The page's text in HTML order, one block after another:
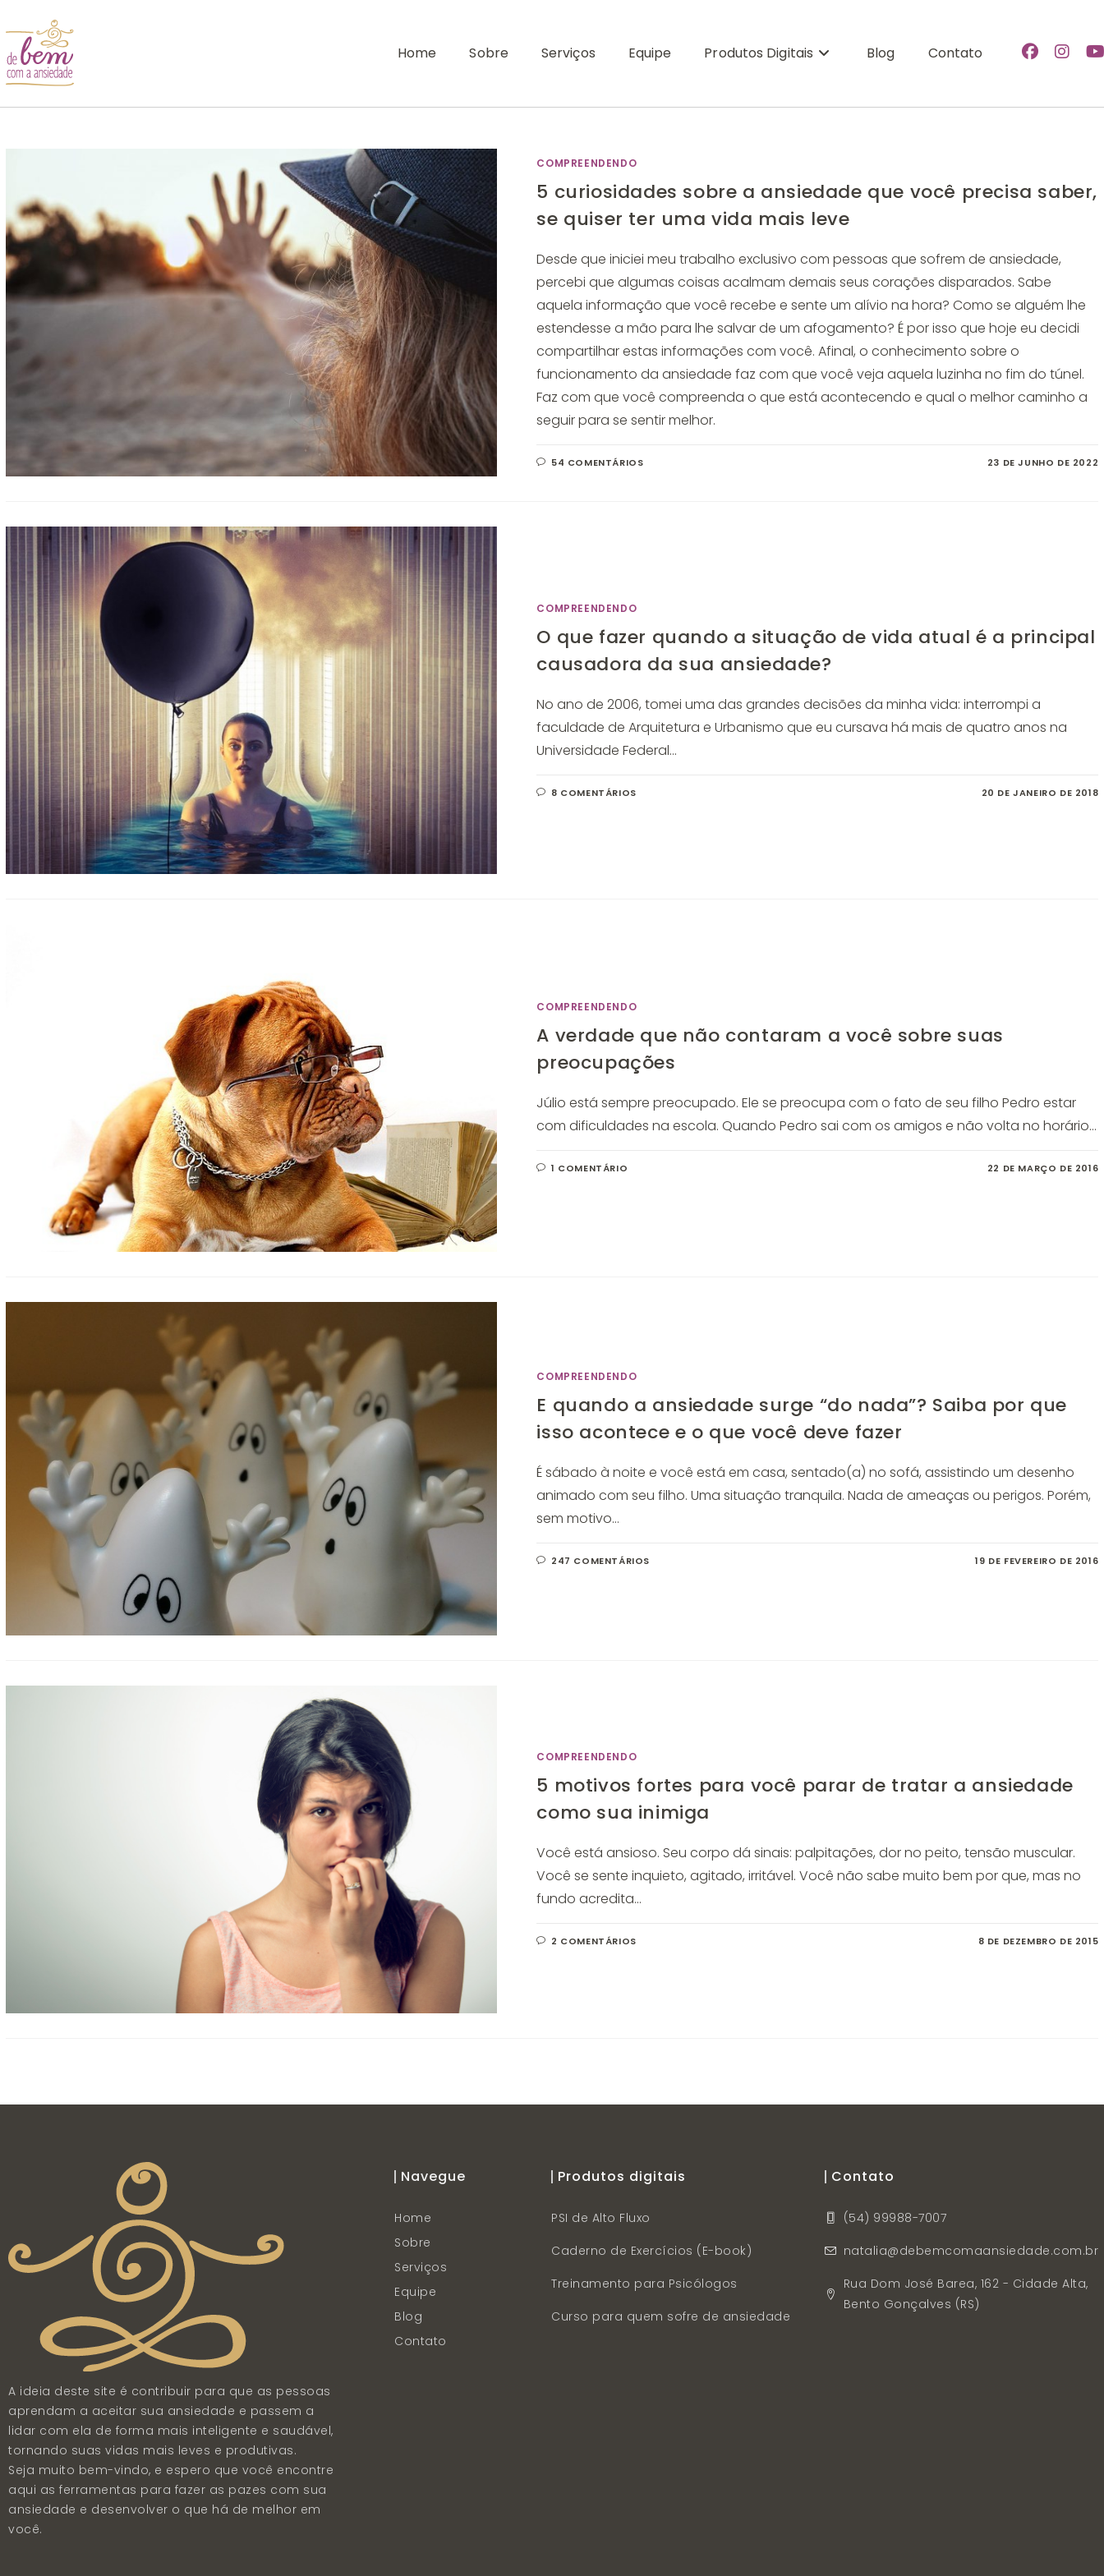
Home Sobre Serviços Equipe Produtos Digitais Blog Contato
COMPREENDENDO
5 curiosidades sobre a ansiedade que você precisa saber,
se quiser ter uma vida mais leve
Desde que iniciei meu trabalho exclusivo com pessoas que sofrem de ansiedade,
percebi que algumas coisas acalmam demais seus corações disparados. Sabe
aquela informação que você recebe e sente um alívio na hora? Como se alguém lhe
estendesse a mão para lhe salvar de um afogamento? É por isso que hoje eu decidi
compartilhar estas informações com você. Afinal, o conhecimento sobre o
funcionamento da ansiedade faz com que você veja aquela luzinha no fim do túnel.
Faz com que você compreenda o que está acontecendo e qual o melhor caminho a
seguir para se sentir melhor.
54 COMENTÁRIOS 23 DE JUNHO DE 2022
COMPREENDENDO
O que fazer quando a situação de vida atual é a principal
causadora da sua ansiedade?
No ano de 2006, tomei uma das grandes decisões da minha vida: interrompi a
faculdade de Arquitetura e Urbanismo que eu cursava há mais de quatro anos na
Universidade Federal…
8 COMENTÁRIOS 20 DE JANEIRO DE 2018
COMPREENDENDO
A verdade que não contaram a você sobre suas
preocupações
Júlio está sempre preocupado. Ele se preocupa com o fato de seu filho Pedro estar
com dificuldades na escola. Quando Pedro sai com os amigos e não volta no horário…
1 COMENTÁRIO 22 DE MARÇO DE 2016
COMPREENDENDO
E quando a ansiedade surge “do nada”? Saiba por que
isso acontece e o que você deve fazer
É sábado à noite e você está em casa, sentado(a) no sofá, assistindo um desenho
animado com seu filho. Uma situação tranquila. Nada de ameaças ou perigos. Porém,
sem motivo…
247 COMENTÁRIOS 19 DE FEVEREIRO DE 2016
COMPREENDENDO
5 motivos fortes para você parar de tratar a ansiedade
como sua inimiga
Você está ansioso. Seu corpo dá sinais: palpitações, dor no peito, tensão muscular.
Você se sente inquieto, agitado, irritável. Você não sabe muito bem por que, mas no
fundo acredita…
2 COMENTÁRIOS 8 DE DEZEMBRO DE 2015
A ideia deste site é contribuir para que as pessoas
aprendam a aceitar sua ansiedade e passem a
lidar com ela de forma mais inteligente e saudável,
tornando suas vidas mais leves e produtivas.
Seja muito bem-vindo, e espero que você encontre
aqui as ferramentas para fazer as pazes com sua
ansiedade e desenvolver o que há de melhor em
você.
Navegue
Home
Sobre
Serviços
Equipe
Blog
Contato
Produtos digitais
PSI de Alto Fluxo
Caderno de Exercícios (E-book)
Treinamento para Psicólogos
Curso para quem sofre de ansiedade
Contato
(54) 99988-7007
natalia@debemcomaansiedade.com.br
Rua Dom José Barea, 162 - Cidade Alta,
Bento Gonçalves (RS)